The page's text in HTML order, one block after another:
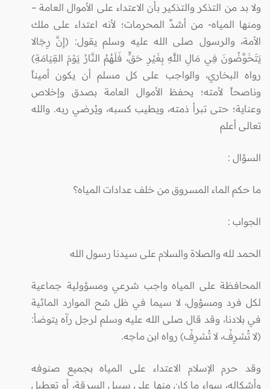
ولا بد من التذكر والتذكير بأن الاعتداء على الأموال العامة –
ومنها المياه- من أشدِّ المحرمات؛ لأنه اعتداء على ملك
الأمة، والرسول صلى الله عليه وسلم يقول: (إِنَّ رِجَالا
يَتَخَوَّضُونَ فِي مَالِ اللَّهِ بِغَيْرِ حَقٍّ، فَلَهُمُ النَّارُ يَوْمَ القِيَامَةِ)
رواه البخاري، والواجب على كل مسلم أن يكون أميناً
وناصحاً لأمته؛ يحفظ الأموال العامة بصدق وإخلاص
وعناية؛ حتى تبرأ ذمته، ويطيب كسبه، ويُرضي ربه. والله
تعالى أعلم
السؤال :
ما حكم الماء المسروق من خلف عدادات المياه؟
الجواب :
الحمد لله والصلاة والسلام على سيدنا رسول الله
المحافظة على المياه واجب شرعي ومسؤولية جماعية
لكل فرد ومسؤول، لا سيما في ظل شح الموارد المائية
في بلادنا، وقد قال صلى الله عليه وسلم لرجل رآه يتوضأ:
(لا تُسْرِفْ، لا تُسْرِفْ) رواه ابن ماجه.
وقد حرم الإسلام الاعتداء على المياه بجميع صنوفه
وأشكاله، سواء ما كان منها على سبيل السرقة، أو تعطيل